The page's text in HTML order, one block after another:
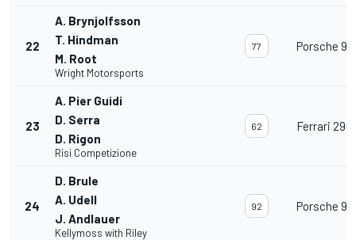
22
A. Brynjolfsson
T. Hindman
M. Root
Wright Motorsports
77 Porsche
23
A. Pier Guidi
D. Serra
D. Rigon
Risi Competizione
62 Ferrari 296
24
D. Brule
A. Udell
J. Andlauer
Kellymoss with Riley
92 Porsche